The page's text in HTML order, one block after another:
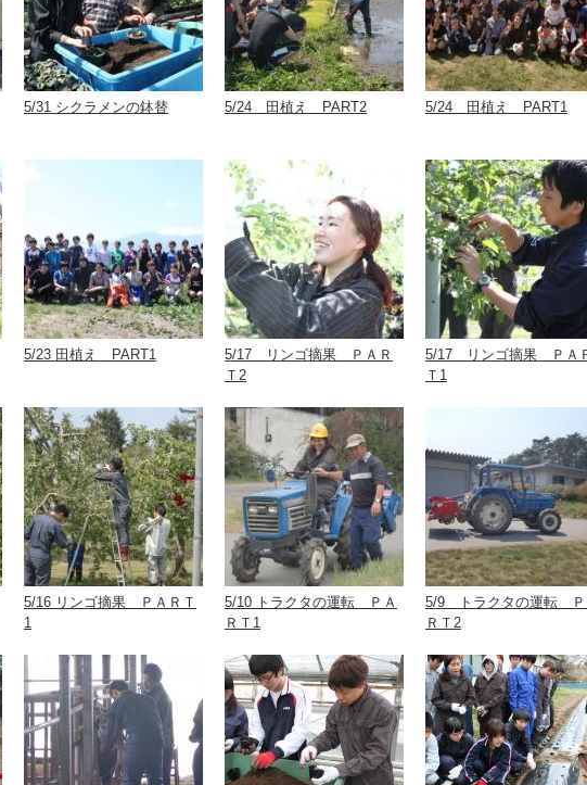
5/31 シクラメンの鉢替 5/24 田植え PART2 5/24 田植え PART1
5/23 田植え PART1
5/17 リンゴ摘果 ＰＡＲ
Ｔ2
5/17 リンゴ摘果 ＰＡ
Ｔ1
5/16 リンゴ摘果 ＰＡＲＴ
1
5/10 トラクタの運転 ＰＡ
ＲＴ1
5/9 トラクタの運転 Ｐ
ＲＴ2